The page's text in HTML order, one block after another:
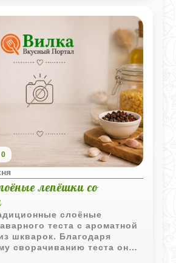
0
лепёшки со
слоёные
теста с ароматной
шкварок. Благодаря
сворачиванию теста они
текстуру и